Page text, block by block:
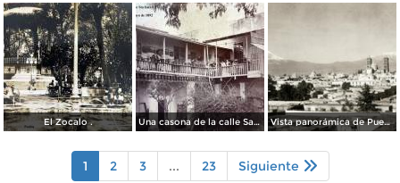
El Zocalo . Una casona de la calle Santa Ines # 5 ( Fechada el 5 de Mayo de 1892 ). Vista panorámica de Puebla, con volcanes Popocatépetl (izq.) e Iztaccíhuatl (der.)
1 2 3 ... 23 Siguiente